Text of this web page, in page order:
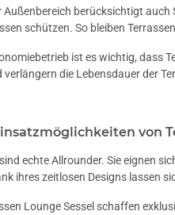
Außenbereich berücksichtigt
schützen. So bleiben
ist es wichtig, dass
die Lebensdauer der
von
echte Allrounder. Sie eignen
ihres zeitlosen Designs lassen
Lounge Sessel schaffen